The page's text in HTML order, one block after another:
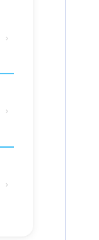
›
›
›